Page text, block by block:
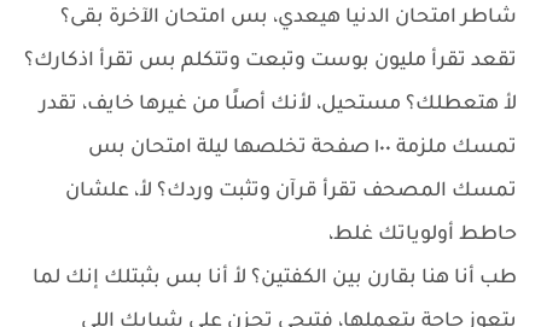
شاطر امتحان الدنيا هيعدي، بس امتحان الآخرة بقى؟
تقعد تقرأ مليون بوست وتبعت وتتكلم بس تقرأ اذكارك؟
لأ هتعطلك؟ مستحيل، لأنك أصلًا من غيرها خايف، تقدر
تمسك ملزمة ١٠٠ صفحة تخلصها ليلة امتحان بس
تمسك المصحف تقرأ قرآن وتثبت وردك؟ لأ، علشان
حاطط أولوياتك غلط،
طب أنا هنا بقارن بين الكفتين؟ لأ أنا بس بثبتلك إنك لما
بتعوز حاجة بتعملها، فتيجي تحزن على شبابك اللي